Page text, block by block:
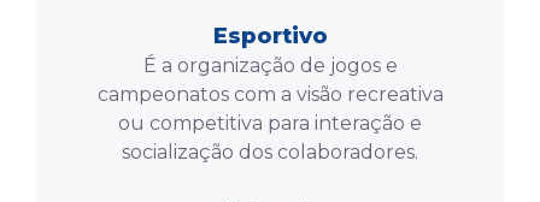
Esportivo
É a organização de jogos e
campeonatos com a visão recreativa
ou competitiva para interação e
socialização dos colaboradores.